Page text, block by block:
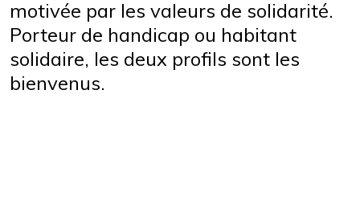
motivée par les valeurs de solidarité.
Porteur de handicap ou habitant
solidaire, les deux profils sont les
bienvenus.